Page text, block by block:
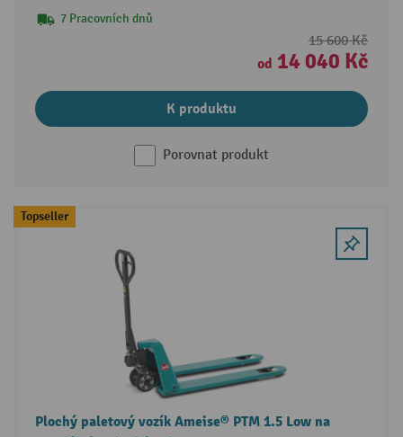
7 Pracovních dnů
15 600 Kč
od 14 040 Kč
K produktu
Porovnat produkt
Topseller
Plochý paletový vozík Ameise® PTM 1.5 Low na